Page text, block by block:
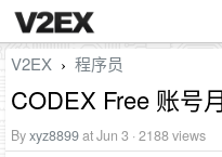
V2EX › 程序员
CODEX Free 账号
Byxyz8899at Jun 3 · 2188 views